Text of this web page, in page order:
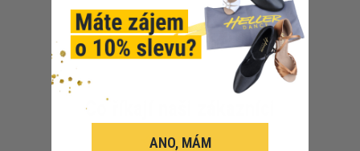
Co říkají naši zákazníci
ANO, MÁM